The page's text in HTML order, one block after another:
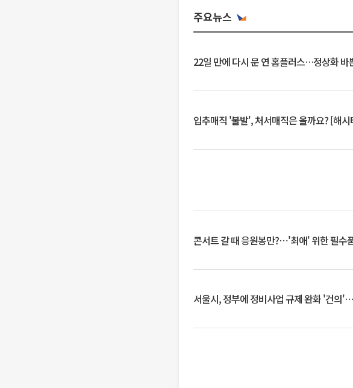
주요뉴스
22일 만에 다시 문 연 홈플러스…정상화 바
입추매직 '불발', 처서매직은 올까요? [해시
콘서트 갈 때 응원봉만?⋯'최애' 위한 필수
서울시, 정부에 정비사업 규제 완화 '건의